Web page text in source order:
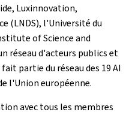
, Luxinnovation,
(LNDS), l'Université du
of Science and
réseau d'acteurs publics et
fait partie du réseau des 19AI
l'Union européenne.
avec tous les membres